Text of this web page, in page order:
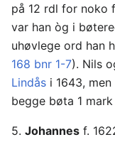
på 12 rdl for noko
var han òg i
uhøvlege ord han
168 bnr 1-7). Nils
Lindås i 1643,
begge bøta 1 mark
5. Johannes f.